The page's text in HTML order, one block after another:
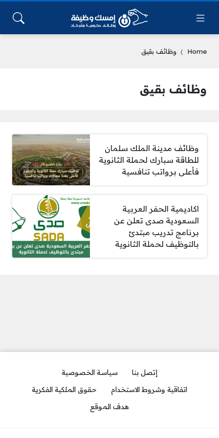
Home وظائف بقيق
وظائف بقيق
وظائف مدينة الملك سلمان
للطاقة سبارك لحملة الثانوية
فأعلى برواتب تنافسية
اكاديمية الحفر العربية
السعودية صدى تعلن عن
برنامج تدريب مبتدئ
بالتوظيف لحملة الثانوية
إتصل بنا
سياسة الخصوصية
اتفاقية وشروط الاستخدام
حقوق الملكية الفكرية
هدف الموقع